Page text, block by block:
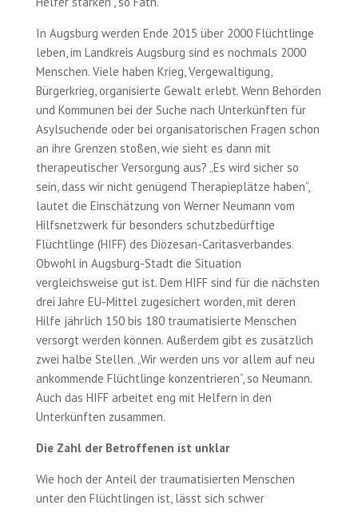
In Augsburg werden Ende 2015 über 2000 Flüchtlinge
leben, im Landkreis Augsburg sind es nochmals 2000
Menschen. Viele haben Krieg, Vergewaltigung,
Bürgerkrieg, organisierte Gewalt erlebt. Wenn Behörden
und Kommunen bei der Suche nach Unterkünften für
Asylsuchende oder bei organisatorischen Fragen schon
an ihre Grenzen stoßen, wie sieht es dann mit
therapeutischer Versorgung aus? „Es wird sicher so
sein, dass wir nicht genügend Therapieplätze haben“,
lautet die Einschätzung von Werner Neumann vom
Hilfsnetzwerk für besonders schutzbedürftige
Flüchtlinge (HIFF) des Diözesan-Caritasverbandes.
Obwohl in Augsburg-Stadt die Situation
vergleichsweise gut ist. Dem HIFF sind für die nächsten
drei Jahre EU-Mittel zugesichert worden, mit deren
Hilfe jährlich 150 bis 180 traumatisierte Menschen
versorgt werden können. Außerdem gibt es zusätzlich
zwei halbe Stellen. „Wir werden uns vor allem auf neu
ankommende Flüchtlinge konzentrieren“, so Neumann.
Auch das HIFF arbeitet eng mit Helfern in den
Unterkünften zusammen.
Die Zahl der Betroffenen ist unklar
Wie hoch der Anteil der traumatisierten Menschen
unter den Flüchtlingen ist, lässt sich schwer